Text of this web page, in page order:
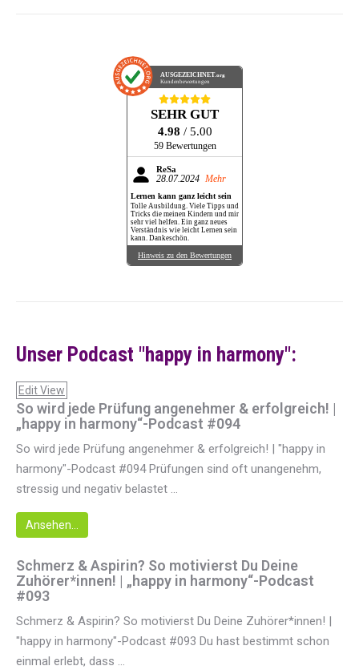
AUSGEZEICHNET.org
Kundenbewertungen
SEHR GUT
4.98 / 5.00
59 Bewertungen
ReSa
28.07.2024 Mehr
Lernen kann ganz leicht sein
Tolle Ausbildung. Viele Tipps und
Tricks die meinen Kindern und mir
sehr viel helfen. Ein ganz neues
Verständnis wie leicht Lernen sein
kann. Dankeschön.
Hinweis zu den Bewertungen
Unser Podcast "happy in harmony":
Edit View
So wird jede Prüfung angenehmer & erfolgreich! |
„happy in harmony“-Podcast #094
So wird jede Prüfung angenehmer & erfolgreich! | "happy in
harmony"-Podcast #094 Prüfungen sind oft unangenehm,
stressig und negativ belastet ...
Ansehen...
Schmerz & Aspirin? So motivierst Du Deine
Zuhörer*innen! | „happy in harmony“-Podcast
#093
Schmerz & Aspirin? So motivierst Du Deine Zuhörer*innen! |
"happy in harmony"-Podcast #093 Du hast bestimmt schon
einmal erlebt, dass ...